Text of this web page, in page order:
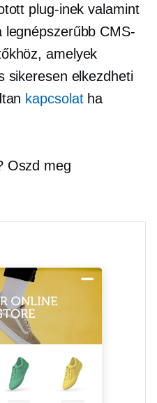
plug-inek valamint
legnépszerűbb CMS-
amelyek
sikeresen elkezdheti
kapcsolatha
Oszd meg